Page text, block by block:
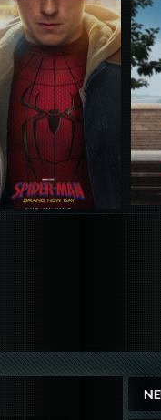
Details,Play